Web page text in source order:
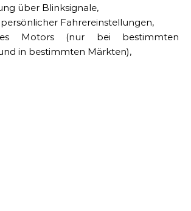
über Blinksignale,
Fahrereinstellungen,
Motors (nur bei bestimmten
in bestimmten Märkten),